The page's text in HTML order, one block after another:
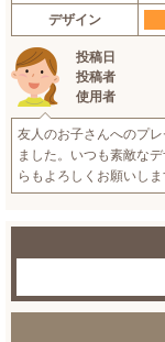
デザイン
投稿日
投稿者
使用者
友人のお子さんへのプ
ました。いつも素敵な
らもよろしくお願いしま